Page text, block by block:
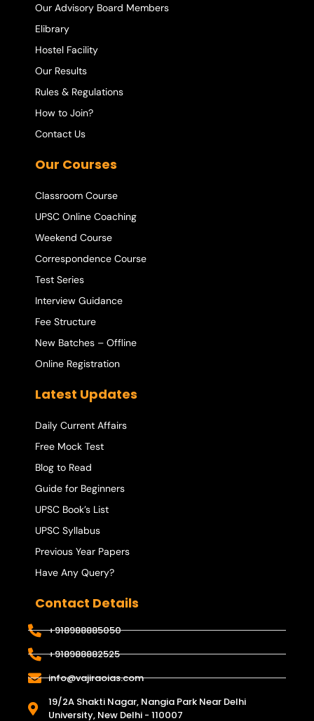
Our Advisory Board Members
Elibrary
Hostel Facility
Our Results
Rules & Regulations
How to Join?
Contact Us
Our Courses
Classroom Course
UPSC Online Coaching
Weekend Course
Correspondence Course
Test Series
Interview Guidance
Fee Structure
New Batches – Offline
Online Registration
Latest Updates
Daily Current Affairs
Free Mock Test
Blog to Read
Guide for Beginners
UPSC Book’s List
UPSC Syllabus
Previous Year Papers
Have Any Query?
Contact Details
+918988885050
+918988882525
info@vajiraoias.com
19/2A Shakti Nagar, Nangia Park Near Delhi
University, New Delhi - 110007